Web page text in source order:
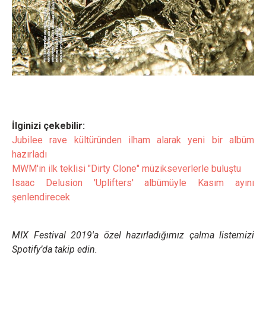
İlginizi çekebilir:
Jubilee rave kültüründen ilham alarak yeni bir albüm
hazırladı
MWM'in ilk teklisi "Dirty Clone" müzikseverlerle buluştu
Isaac Delusion 'Uplifters' albümüyle Kasım ayını
şenlendirecek
MIX Festival 2019'a özel hazırladığımız çalma listemizi
Spotify’da takip edin.